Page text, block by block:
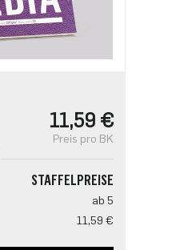
11,59 €
Preis pro BK
STAFFELPREISE
ab 5
11,59 €